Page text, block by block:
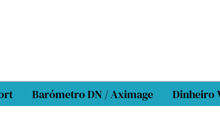
Barómetro DN / Aximage Dinheiro